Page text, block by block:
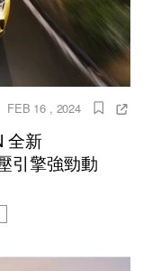
FEB 16 , 2024
全新
引擎強勁動